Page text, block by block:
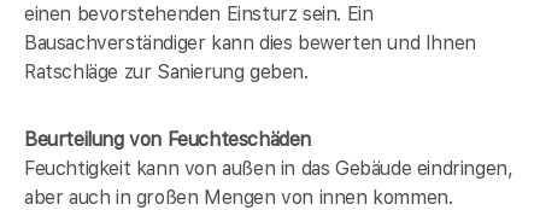
einen bevorstehenden Einsturz sein. Ein
Bausachverständiger kann dies bewerten und Ihnen
Ratschläge zur Sanierung geben.
Beurteilung von Feuchteschäden
Feuchtigkeit kann von außen in das Gebäude eindringen,
aber auch in großen Mengen von innen kommen.